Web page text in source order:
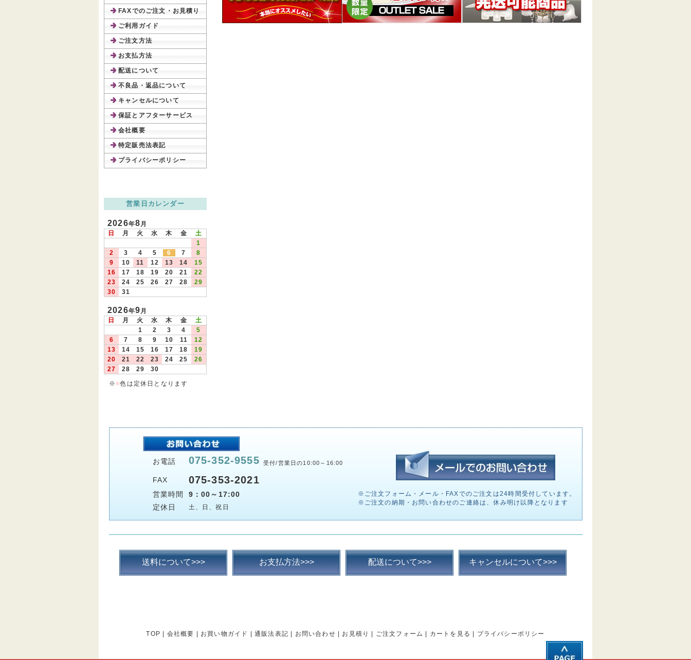
FAXでのご注文・お見積り
ご利用ガイド
ご注文方法
お支払方法
配送について
不良品・返品について
キャンセルについて
保証とアフターサービス
会社概要
特定販売法表記
プライバシーポリシー
営業日カレンダー
2026年8月
日
月 火 水 木 金
土
1
2
3 4 5 6 7
8
9
10 11 12 13 14
15
16
17 18 19 20 21
22
23
24 25 26 27 28
29
30
31
2026年9月
日
月 火 水 木 金
土
1
2 3 4
5
6
7 8 9 10 11
12
13
14 15 16 17 18
19
20
21 22 23 24 25
26
27
28 29
30
※ ■色は定休日となります
お電話 075-352-9555 受付/営業日の10:00～16:00
FAX 075-353-2021
営業時間
9：00～17:00
定休日
土、日、祝日
※ご注文フォーム・メール・FAXでのご注文は24時間受付しています。
※ご注文の納期・お問い合わせのご連絡は、休み明け以降となります
送料について>>> お支払方法>>> 配送について>>> キャンセルについて>>>
TOP 会社概要 お買い物ガイド 通販法表記 お問い合わせ お見積り ご注文フォーム カートを見る プライバシーポリシー